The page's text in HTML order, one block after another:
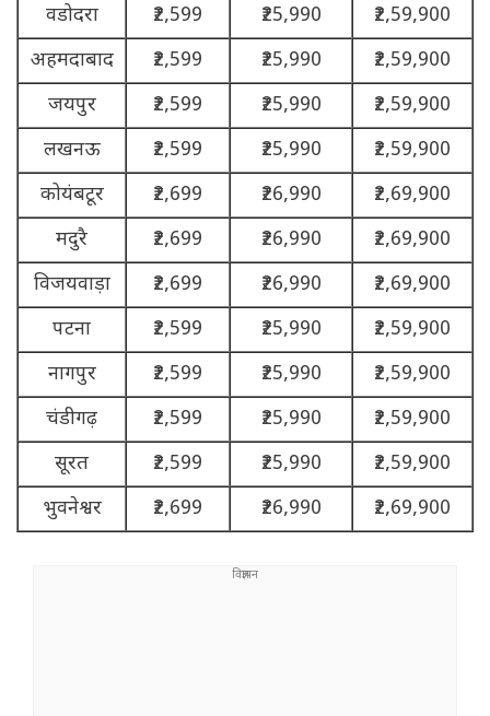
वडोदरा
₹2,599 ₹25,990
₹2,59,900
अहमदाबाद
₹2,599 ₹25,990
₹2,59,900
जयपुर
₹2,599 ₹25,990
₹2,59,900
लखनऊ
₹2,599 ₹25,990
₹2,59,900
कोयंबटूर
₹2,699 ₹26,990
₹2,69,900
मदुरै
₹2,699 ₹26,990
₹2,69,900
विजयवाड़ा
₹2,699 ₹26,990
₹2,69,900
पटना
₹2,599 ₹25,990
₹2,59,900
नागपुर
₹2,599 ₹25,990
₹2,59,900
चंडीगढ़
₹2,599 ₹25,990
₹2,59,900
सूरत
₹2,599 ₹25,990
₹2,59,900
भुवनेश्वर
₹2,699 ₹26,990 ₹2,69,900